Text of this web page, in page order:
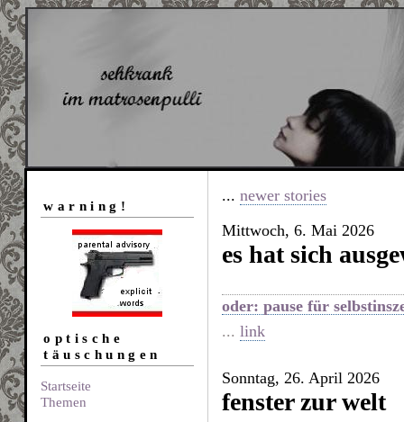
warning!
optische
täuschungen
Startseite
Themen
... newer stories
Mittwoch, 6. Mai 2026
es hat sich
oder: pause für
... link
Sonntag, 26. April 2026
fenster zur welt